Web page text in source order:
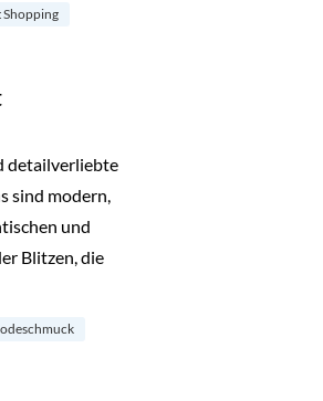
Shopping
detailverliebte
sind modern,
und
Blitzen, die